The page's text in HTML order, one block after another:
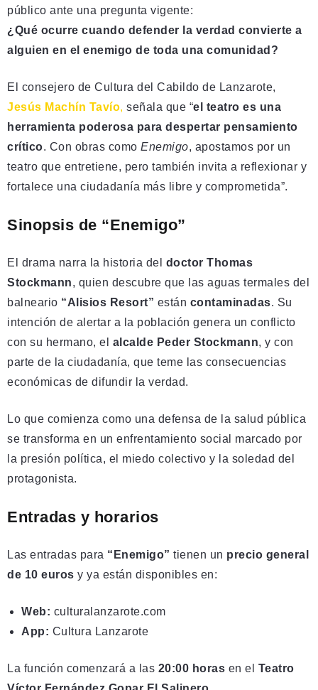
público ante una pregunta vigente:
¿Qué ocurre cuando defender la verdad convierte a
alguien en el enemigo de toda una comunidad?
El consejero de Cultura del Cabildo de Lanzarote,
Jesús Machín Tavío, señala que “el teatro es una
herramienta poderosa para despertar pensamiento
crítico. Con obras como Enemigo, apostamos por un
teatro que entretiene, pero también invita a reflexionar y
fortalece una ciudadanía más libre y comprometida”.
Sinopsis de “Enemigo”
El drama narra la historia del doctor Thomas
Stockmann, quien descubre que las aguas termales del
balneario “Alisios Resort” están contaminadas. Su
intención de alertar a la población genera un conflicto
con su hermano, el alcalde Peder Stockmann, y con
parte de la ciudadanía, que teme las consecuencias
económicas de difundir la verdad.
Lo que comienza como una defensa de la salud pública
se transforma en un enfrentamiento social marcado por
la presión política, el miedo colectivo y la soledad del
protagonista.
Entradas y horarios
Las entradas para “Enemigo” tienen un precio general
de 10 euros y ya están disponibles en:
Web: culturalanzarote.com
App: Cultura Lanzarote
La función comenzará a las 20:00 horas en el Teatro